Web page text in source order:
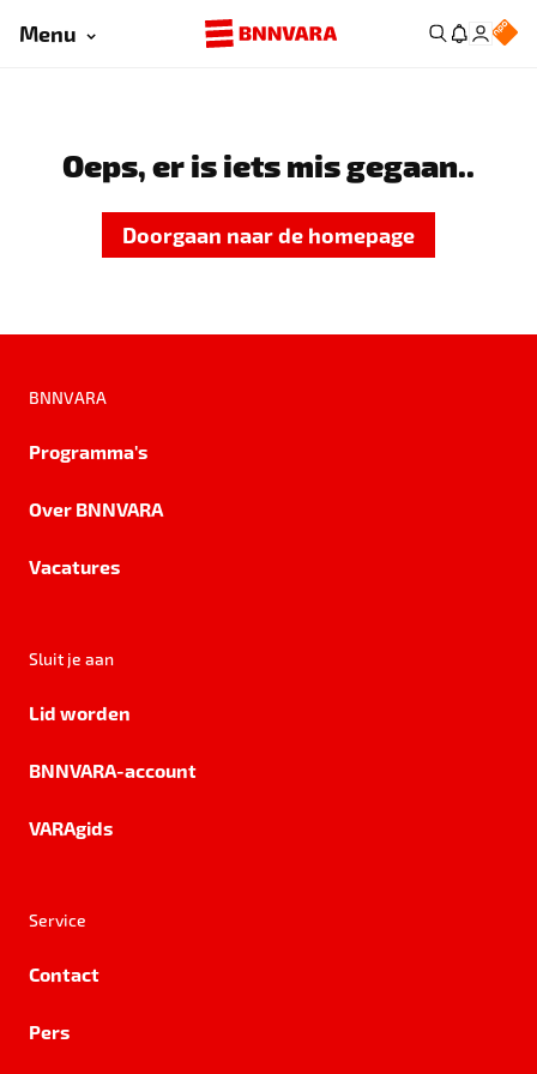
Menu
Oeps, er is iets mis gegaan..
Doorgaan naar de homepage
BNNVARA
Programma's
Over BNNVARA
Vacatures
Sluit je aan
Lid worden
BNNVARA-account
VARAgids
Service
Contact
Pers